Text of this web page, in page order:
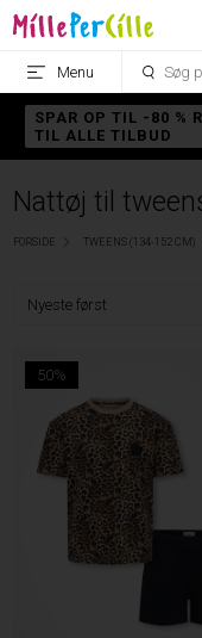
Menu
SPAR OP TIL -80 %
TIL ALLE TILBUD
Nattøj til
FORSIDE TWEENS (134-152 CM)
50%